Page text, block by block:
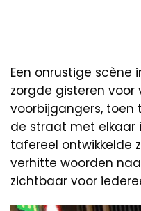
Een onrustige scène
zorgde gisteren voor
voorbijgangers, toen
de straat met elkaar
tafereel ontwikkelde
verhitte woorden
zichtbaar voor